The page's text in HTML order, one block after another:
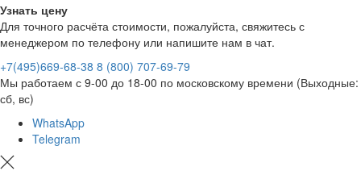
Узнать цену
Для точного расчёта стоимости, пожалуйста, свяжитесь с
менеджером по телефону или напишите нам в чат.
+7(495)669-68-38 8 (800) 707-69-79
Мы работаем с 9-00 до 18-00 по московскому времени (Выходные:
сб, вс)
WhatsApp
Telegram